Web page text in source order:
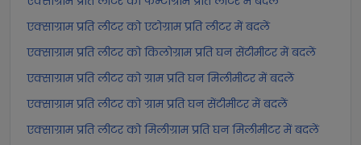
एक्साग्राम प्रति लीटर को एटोग्राम प्रति लीटर में बदलें
एक्साग्राम प्रति लीटर को किलोग्राम प्रति घन सेंटीमीटर में बदलें
एक्साग्राम प्रति लीटर को ग्राम प्रति घन मिलीमीटर में बदलें
एक्साग्राम प्रति लीटर को ग्राम प्रति घन सेंटीमीटर में बदलें
एक्साग्राम प्रति लीटर को मिलीग्राम प्रति घन मिलीमीटर में बदलें